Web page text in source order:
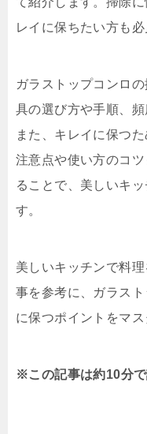
レイに保ちたい方も必
ガラストップコンロ
具の選び方や手順、頻
また、キレイに保つ
注意点や使い方のコ
ることで、美しいキ
す。
美しいキッチンで料
事を参考に、ガラス
に保つポイントをマス
※この記事は約10分で